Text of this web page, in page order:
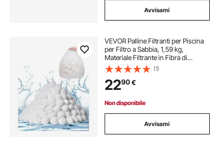
Avvisami
VEVOR Palline Filtranti per Piscina
per Filtro a Sabbia, 1,59 kg,
Materiale Filtrante in Fibra di
Poliestere Bianco Riutilizzabile con
Sacchetto Lavaggio, per Piscina
Acquario Vasca Piscina Terra
(1)
2290€
Non disponibile
Avvisami